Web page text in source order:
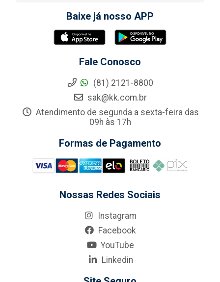
Baixe já nosso APP
Fale Conosco
(81) 2121-8800
sak@kk.com.br
Atendimento de segunda a sexta-feira das
09h às 17h
Formas de Pagamento
Nossas Redes Sociais
Instagram
Facebook
YouTube
Linkedin